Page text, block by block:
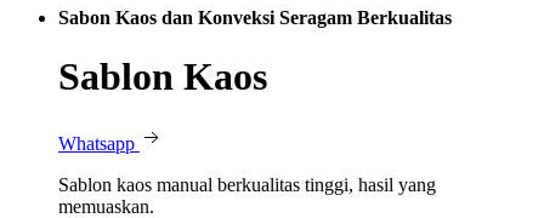
Sabon Kaos dan Konveksi Seragam Berkualitas
Sablon Kaos
Whatsapp
Sablon kaos manual berkualitas tinggi, hasil yang
memuaskan.